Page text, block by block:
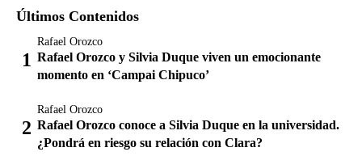
Últimos Contenidos
Rafael Orozco
Rafael Orozco y Silvia Duque viven un emocionante
momento en ‘Campai Chipuco’
Rafael Orozco
Rafael Orozco conoce a Silvia Duque en la universidad.
¿Pondrá en riesgo su relación con Clara?